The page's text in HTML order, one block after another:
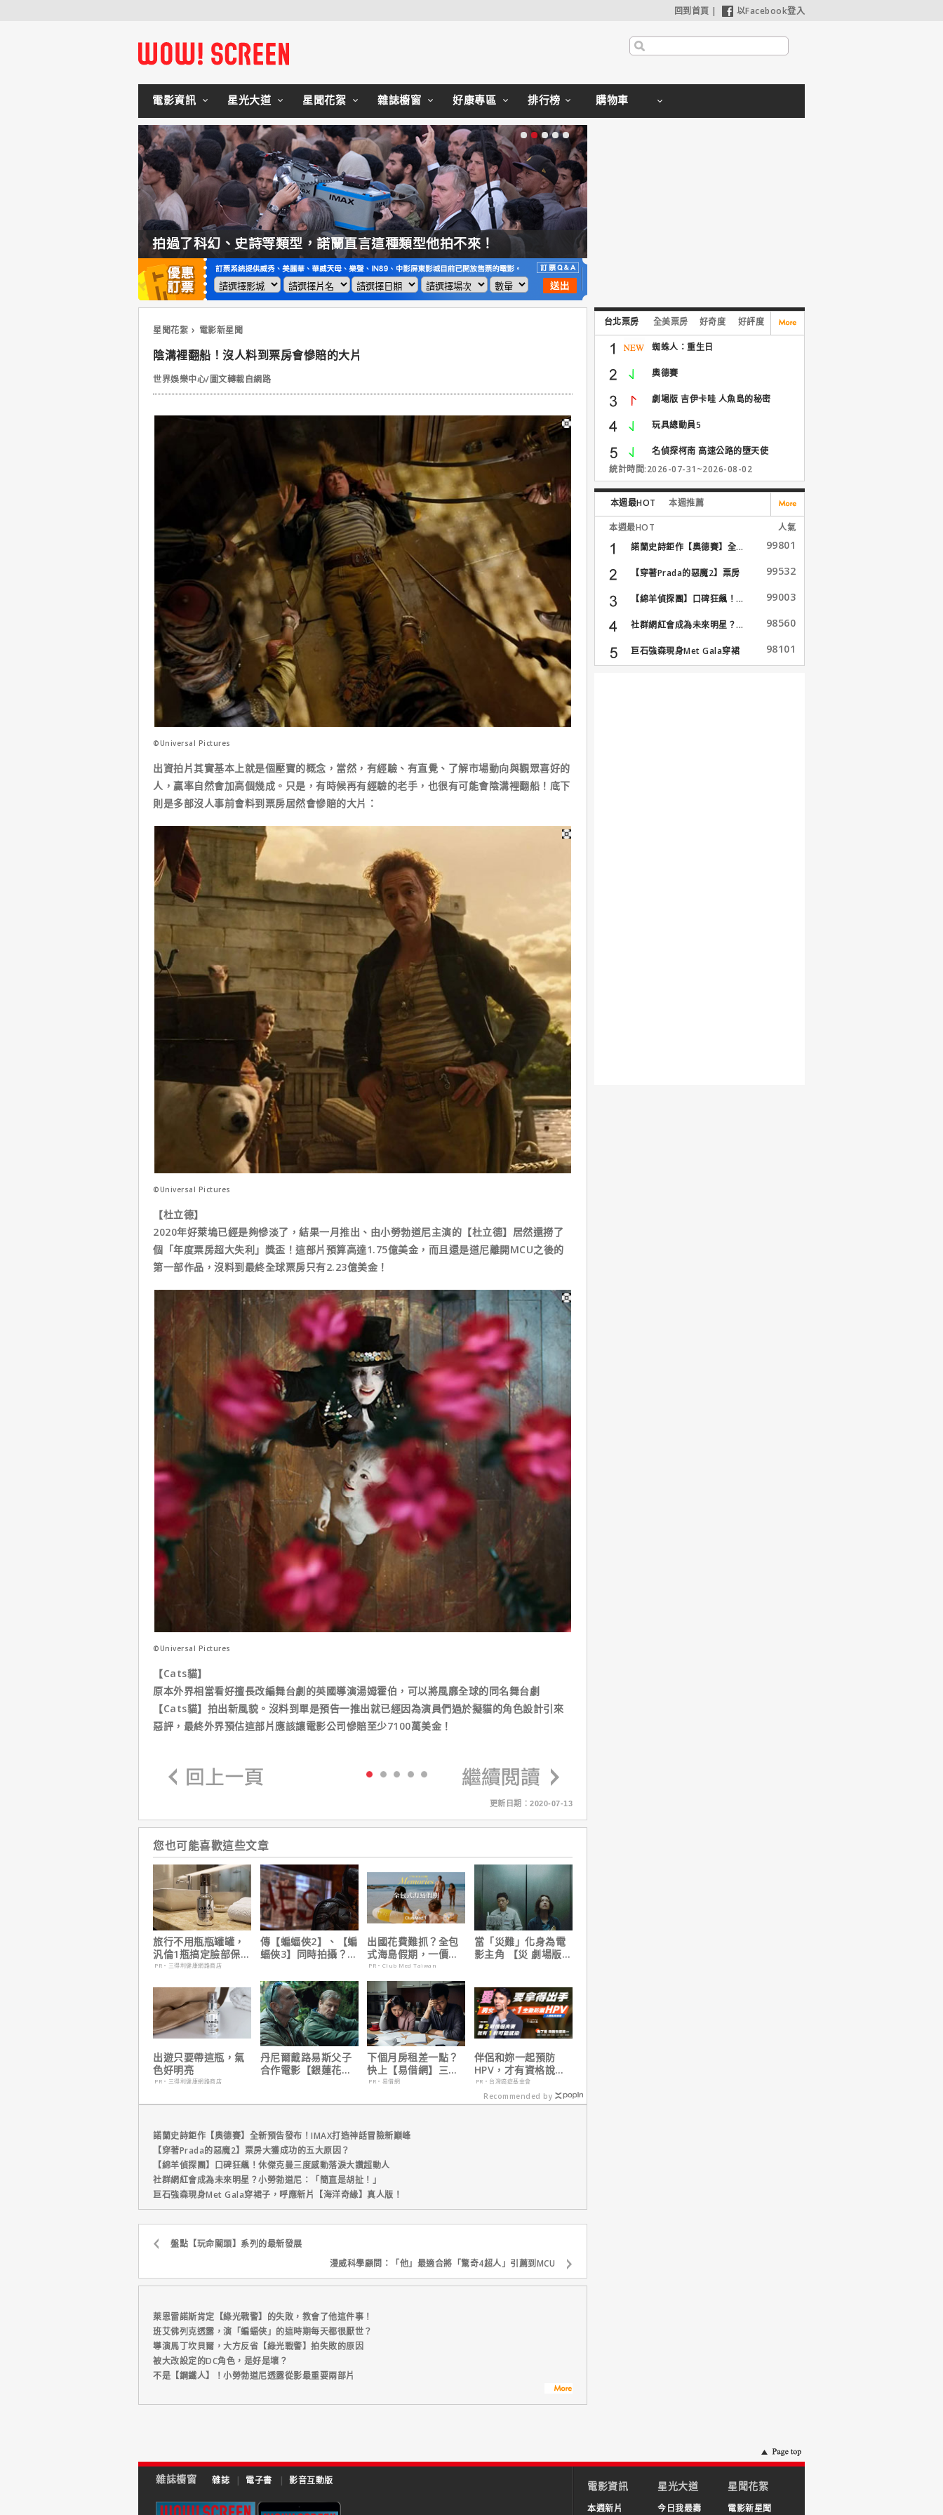
回到首頁 | 以Facebook登入
電影資訊 星光大道 星聞花絮 雜誌櫥窗 好康專區 排行榜 購物車
拍過了科幻、史詩等類型，諾蘭直言這種類型他拍不來！
星聞花絮 電影新星聞
陰溝裡翻船！沒人料到票房會慘賠的大片
世界娛樂中心/圖文轉載自網路
©Universal Pictures
出資拍片其實基本上就是個壓寶的概念，當然，有經驗、有直覺、了解市場動向與觀眾喜好的
人，贏率自然會加高個幾成。只是，有時候再有經驗的老手，也很有可能會陰溝裡翻船！底下
則是多部沒人事前會料到票房居然會慘賠的大片：
©Universal Pictures
【杜立德】
2020年好萊塢已經是夠慘淡了，結果一月推出、由小勞勃道尼主演的【杜立德】居然還撈了
個「年度票房超大失利」獎盃！這部片預算高達1.75億美金，而且還是道尼離開MCU之後的
第一部作品，沒料到最終全球票房只有2.23億美金！
©Universal Pictures
【Cats貓】
原本外界相當看好擅長改編舞台劇的英國導演湯姆霍伯，可以將風靡全球的同名舞台劇
【Cats貓】拍出新風貌。沒料到單是預告一推出就已經因為演員們過於擬貓的角色設計引來
惡評，最終外界預估這部片應該讓電影公司慘賠至少7100萬美金！
更新日期：2020-07-13
您也可能喜歡這些文章
旅行不用瓶瓶罐罐，
汎倫1瓶搞定臉部保
養！
PR・三得利健康網路商店
傳【蝙蝠俠2】、【蝙
蝠俠3】同時拍攝？詹
出國花費難抓？全包
式海島假期，一價搞
定食宿玩樂，省錢更
省心！
PR・Club Med Taiwan
當「災難」化身為電
影主角 【災 劇場版】
出遊只要帶這瓶，氣
色好明亮
PR・三得利健康網路商店
丹尼爾戴路易斯父子
合作電影【銀蓮花】
下個月房租差一點？
快上【易借網】三分
鐘解決燃眉之急
PR・易借網
伴侶和妳一起預防
HPV，才有資格說愛
妳！
PR・台灣癌症基金會
Recommended by
諾蘭史詩鉅作【奧德賽】全新預告發布！IMAX打造神話冒險新巔峰
【穿著Prada的惡魔2】票房大獲成功的五大原因？
【綿羊偵探團】口碑狂飆！休傑克曼三度感動落淚大讚超動人
社群網紅會成為未來明星？小勞勃道尼：「簡直是胡扯！」
巨石強森現身Met Gala穿裙子，呼應新片【海洋奇緣】真人版！
盤點【玩命關頭】系列的最新發展
漫威科學顧問：「他」最適合將「驚奇4超人」引薦到MCU
萊恩雷諾斯肯定【綠光戰警】的失敗，教會了他這件事！
班艾佛列克透露，演「蝙蝠俠」的這時期每天都很厭世？
導演馬丁坎貝爾，大方反省【綠光戰警】拍失敗的原因
被大改設定的DC角色，是好是壞？
不是【鋼鐵人】！小勞勃道尼透露從影最重要兩部片
台北票房 全美票房 好奇度 好評度
蜘蛛人：重生日
奧德賽
劇場版 吉伊卡哇 人魚島的秘密
玩具總動員5
名偵探柯南 高速公路的墮天使
統計時間:2026-07-31~2026-08-02
本週最HOT 本週推薦
本週最HOT
人氣
諾蘭史詩鉅作【奧德賽】全...
99801
【穿著Prada的惡魔2】票房
99532
【綿羊偵探團】口碑狂飆！... 99003
社群網紅會成為未來明星？... 98560
巨石強森現身Met Gala穿裙
子...
98101
雜誌櫥窗 雜誌 | 電子書 | 影音互動版 電影資訊
本週新片
星光大道
今日我最壽
星聞花絮
電影新星聞